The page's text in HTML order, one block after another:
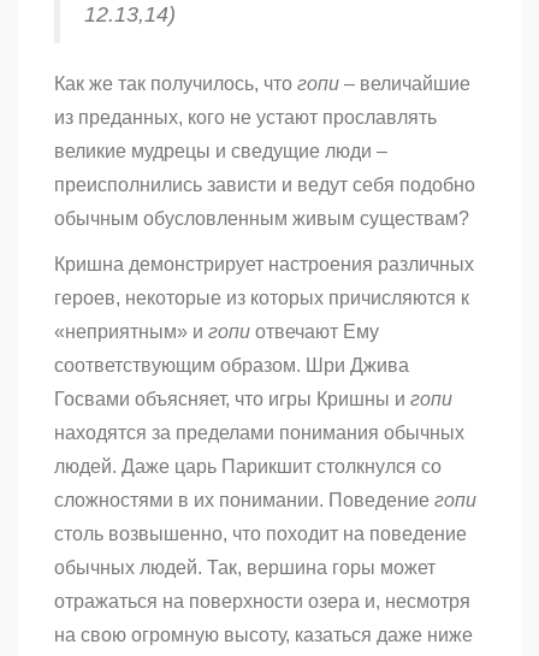
12.13,14)
Как же так получилось, что гопи – величайшие
из преданных, кого не устают прославлять
великие мудрецы и сведущие люди –
преисполнились зависти и ведут себя подобно
обычным обусловленным живым существам?
Кришна демонстрирует настроения различных
героев, некоторые из которых причисляются к
«неприятным» и гопи отвечают Ему
соответствующим образом. Шри Джива
Госвами объясняет, что игры Кришны и гопи
находятся за пределами понимания обычных
людей. Даже царь Парикшит столкнулся со
сложностями в их понимании. Поведение гопи
столь возвышенно, что походит на поведение
обычных людей. Так, вершина горы может
отражаться на поверхности озера и, несмотря
на свою огромную высоту, казаться даже ниже